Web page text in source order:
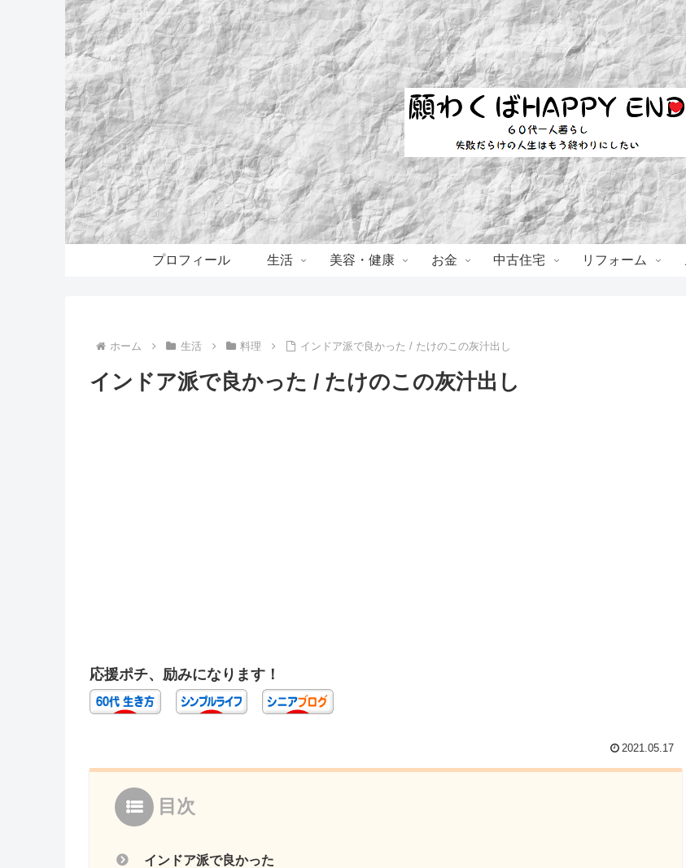
プロフィール 生活 美容・健康 お金 中古住宅 リフォーム
ホーム 生活 料理 インドア派で良かった / たけのこの灰汁出し
インドア派で良かった / たけのこの灰汁出し
応援ポチ、励みになります！
2021.05.17
目次
インドア派で良かった